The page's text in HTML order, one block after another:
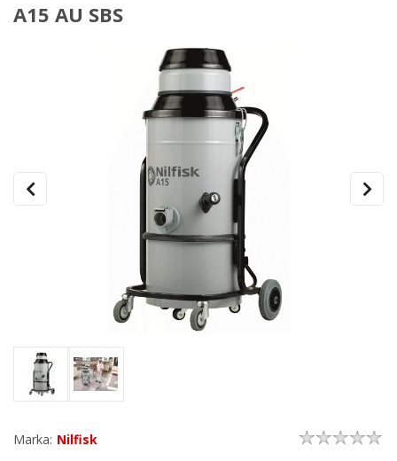
A15 AU SBS
Marka: Nilfisk